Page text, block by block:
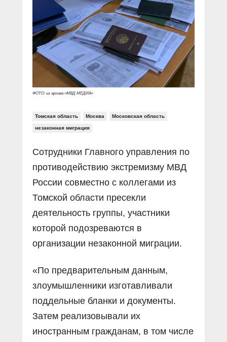
Социальные ролики
Документальные фильмы
Прямой разговор
В знании сила
Специальный репортаж
КиберПОСТОВОЙ
Газета «Щит и меч»
Журнал «Полиция России»
О ПОРТАЛЕ
Контакты
Вакансии
ФОТО: из архива «МВД МЕДИА»
Томская область Москва Московская область
незаконная миграция
Сотрудники Главного управления по
противодействию экстремизму МВД
России совместно с коллегами из
Томской области пресекли
деятельность группы, участники
которой подозреваются в
организации незаконной миграции.
«По предварительным данным,
злоумышленники изготавливали
поддельные бланки и документы.
Затем реализовывали их
иностранным гражданам, в том числе